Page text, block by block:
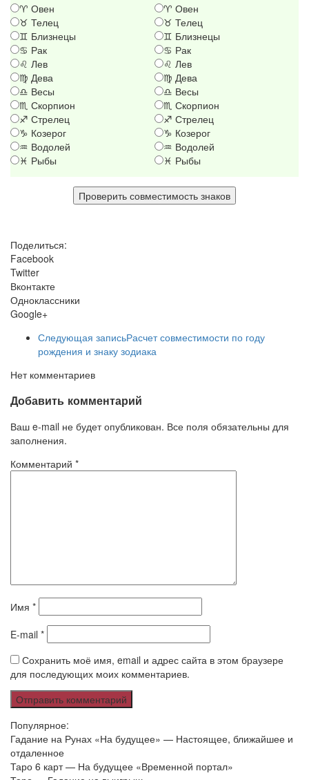
♈ Овен
♉ Телец
♊ Близнецы
♋ Рак
♌ Лев
♍ Дева
♎ Весы
♏ Скорпион
♐ Стрелец
♑ Козерог
♒ Водолей
♓ Рыбы
♈ Овен
♉ Телец
♊ Близнецы
♋ Рак
♌ Лев
♍ Дева
♎ Весы
♏ Скорпион
♐ Стрелец
♑ Козерог
♒ Водолей
♓ Рыбы
Поделиться:
Facebook
Twitter
Вконтакте
Одноклассники
Google+
Следующая записьРасчет совместимости по году
рождения и знаку зодиака
Нет комментариев
Добавить комментарий
Ваш e-mail не будет опубликован. Все поля обязательны для
заполнения.
Комментарий *
Имя *
E-mail *
Сохранить моё имя, email и адрес сайта в этом браузере
для последующих моих комментариев.
Популярное:
Гадание на Рунах «На будущее» — Настоящее, ближайшее и
отдаленное
Таро 6 карт — На будущее «Временной портал»